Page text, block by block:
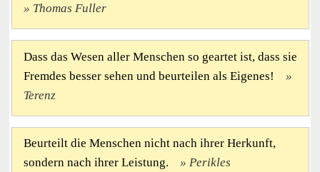
Thomas Fuller
Dass das Wesen aller Menschen so geartet ist, dass sie
Fremdes besser sehen und beurteilen als Eigenes!
Terenz
Beurteilt die Menschen nicht nach ihrer Herkunft,
sondern nach ihrer Leistung.
Perikles